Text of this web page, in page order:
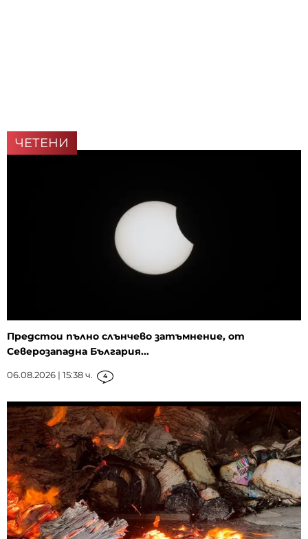
ЧЕТЕНИ
Предстои пълно слънчево затъмнение, от
Северозападна България...
06.08.2026 | 15:38 ч. 4